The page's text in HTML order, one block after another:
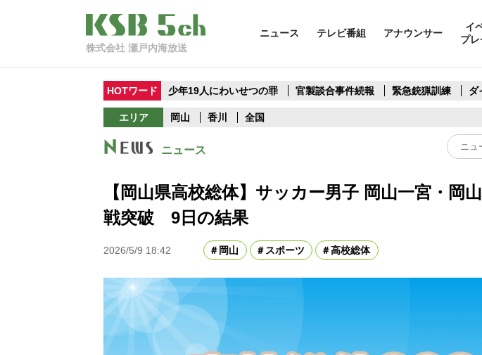
株式会社 瀬戸内海放送
ニュース テレビ番組 アナウンサー
イ
プレ
HOTワード 少年19人にわいせつの罪 官製談合事件続報 緊急銃猟訓練 ダ
エリア 岡山 香川 全国
ニュース
【岡山県高校総体】サッカー男子 岡山一宮・岡
戦突破 9日の結果
2026/5/9 18:42 岡山 スポーツ 高校総体